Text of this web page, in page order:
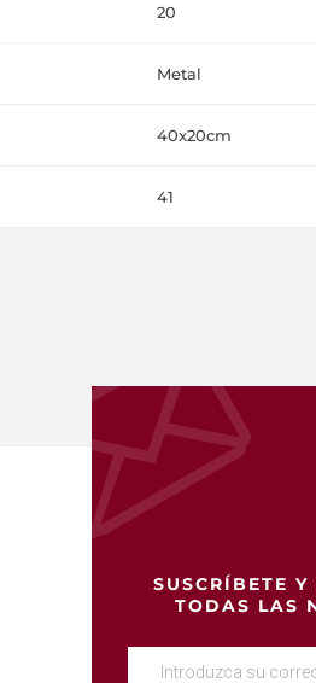
20
Metal
40x20cm
41
SUSCRÍBETE Y
TODAS LAS